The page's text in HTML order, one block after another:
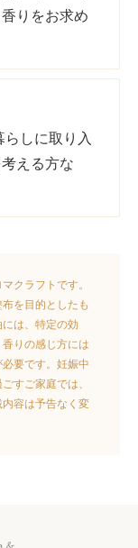
りをお求め
しに取り入
える方な
クラフトです。
を目的としたも
は、特定の効
りの感じ方には
要です。妊娠中
すご家庭では、
容は予告なく変